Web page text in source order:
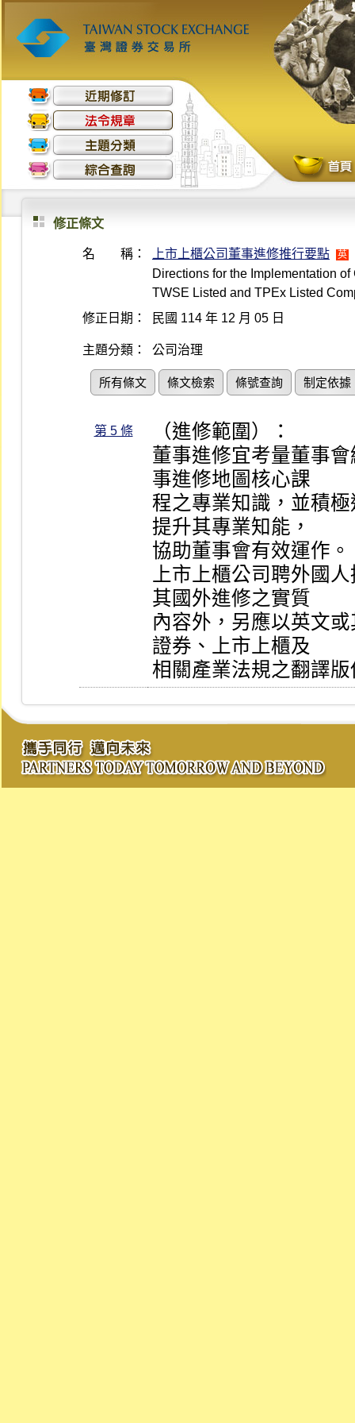
修正條文
名 稱： 上市上櫃公司董事進修推行要點 英
Directions for the Implementation
TWSE Listed and TPEx Listed
修正日期：
民國 114 年 12 月 05 日
主題分類： 公司治理
所有條文 條文檢索 條號查詢 制定依據
第 5 條
（進修範圍）：
董事進修宜考量董事
事進修地圖核心課
程之專業知識，並積
提升其專業知能，
協助董事會有效運作。
上市上櫃公司聘外國
其國外進修之實質
內容外，另應以英文
證券、上市上櫃及
相關產業法規之翻譯